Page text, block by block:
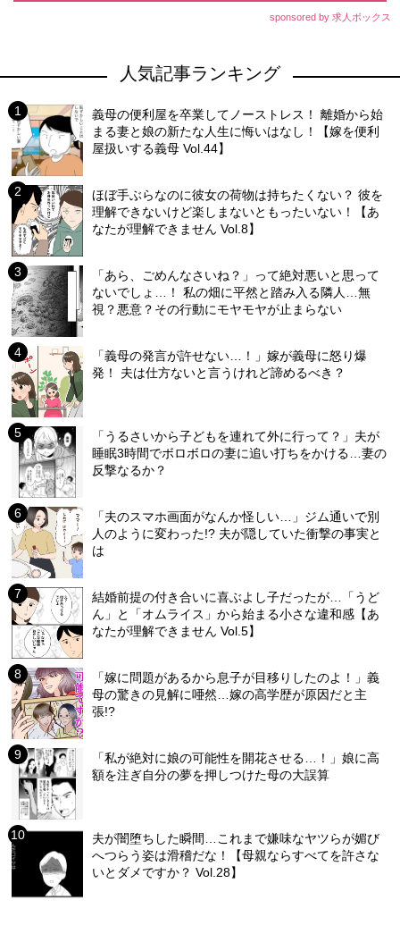
sponsored by 求人ボックス
人気記事ランキング
義母の便利屋を卒業してノーストレス！ 離婚から始
まる妻と娘の新たな人生に悔いはなし！【嫁を便利
屋扱いする義母 Vol.44】
ほぼ手ぶらなのに彼女の荷物は持ちたくない？ 彼を
理解できないけど楽しまないともったいない！【あ
なたが理解できません Vol.8】
「あら、ごめんなさいね？」って絶対悪いと思って
ないでしょ…！ 私の畑に平然と踏み入る隣人…無
視？悪意？その行動にモヤモヤが止まらない
「義母の発言が許せない…！」嫁が義母に怒り爆
発！ 夫は仕方ないと言うけれど諦めるべき？
「うるさいから子どもを連れて外に行って？」夫が
睡眠3時間でボロボロの妻に追い打ちをかける…妻の
反撃なるか？
「夫のスマホ画面がなんか怪しい…」ジム通いで別
人のように変わった!? 夫が隠していた衝撃の事実と
は
結婚前提の付き合いに喜ぶよし子だったが…「うど
ん」と「オムライス」から始まる小さな違和感【あ
なたが理解できません Vol.5】
「嫁に問題があるから息子が目移りしたのよ！」義
母の驚きの見解に唖然…嫁の高学歴が原因だと主
張!?
「私が絶対に娘の可能性を開花させる…！」娘に高
額を注ぎ自分の夢を押しつけた母の大誤算
夫が闇堕ちした瞬間…これまで嫌味なヤツらが媚び
へつらう姿は滑稽だな！【母親ならすべてを許さな
いとダメですか？ Vol.28】